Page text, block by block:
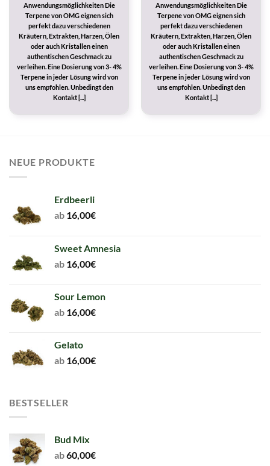
Anwendungsmöglichkeiten Die
Terpene von OMG eignen sich
perfekt dazu verschiedenen
Kräutern, Extrakten, Harzen, Ölen
oder auch Kristallen einen
authentischen Geschmack zu
verleihen. Eine Dosierung von 3- 4%
Terpene in jeder Lösung wird von
uns empfohlen. Unbedingt den
Kontakt [...]
Anwendungsmöglichkeiten Die
Terpene von OMG eignen sich
perfekt dazu verschiedenen
Kräutern, Extrakten, Harzen, Ölen
oder auch Kristallen einen
authentischen Geschmack zu
verleihen. Eine Dosierung von 3- 4%
Terpene in jeder Lösung wird von
uns empfohlen. Unbedingt den
Kontakt [...]
NEUE PRODUKTE
Erdbeerli
ab 16,00€
Sweet Amnesia
ab 16,00€
Sour Lemon
ab 16,00€
Gelato
ab 16,00€
BESTSELLER
Bud Mix
ab60,00€